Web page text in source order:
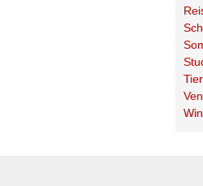
Tier